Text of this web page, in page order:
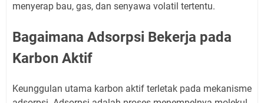
menyerap bau, gas, dan senyawa volatil tertentu.
Bagaimana Adsorpsi Bekerja pada
Karbon Aktif
Keunggulan utama karbon aktif terletak pada mekanisme